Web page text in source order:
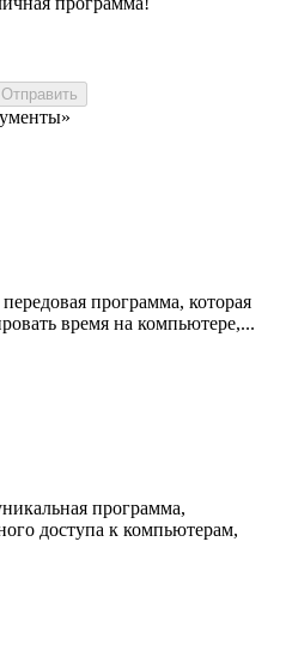
программа, которая
время на компьютере,...
программа,
доступа к компьютерам,